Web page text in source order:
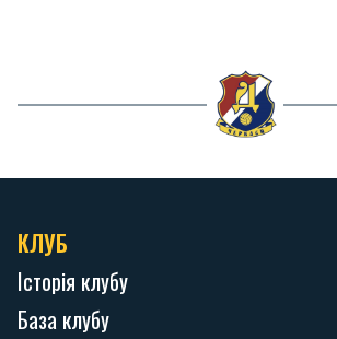
КЛУБ
Історія клубу
База клубу